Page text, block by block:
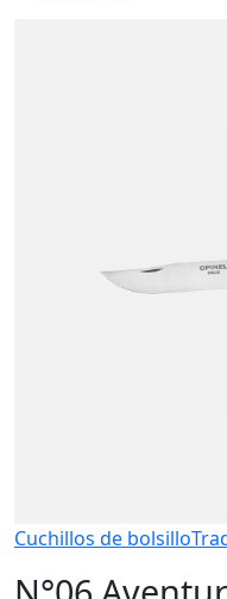
Cuchillos de bolsillo